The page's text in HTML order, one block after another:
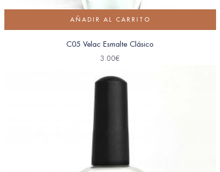
AÑADIR AL CARRITO
C05 Velac Esmalte Clásico
3.00€